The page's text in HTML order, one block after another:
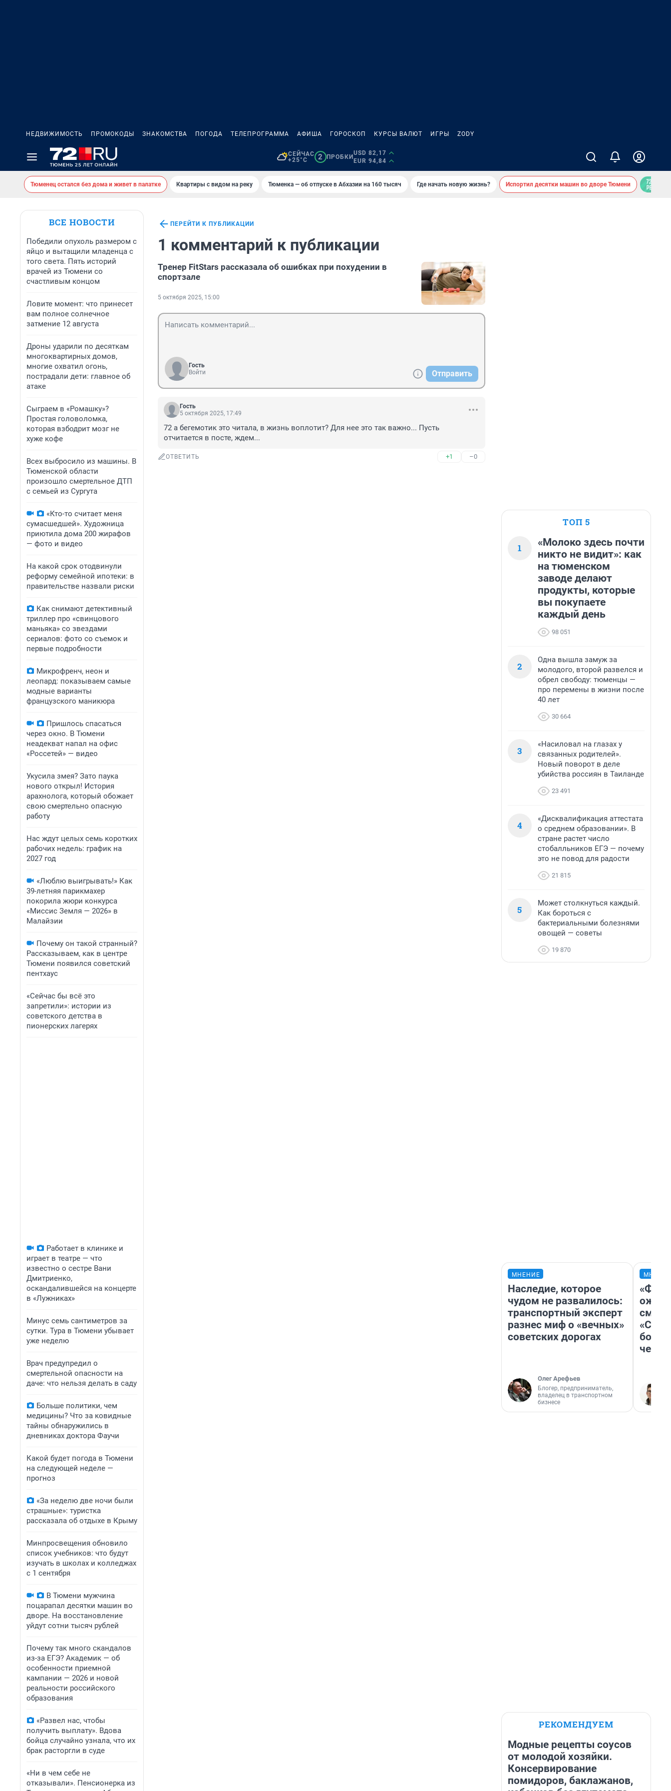
НЕДВИЖИМОСТЬ ПРОМОКОДЫ ЗНАКОМСТВА ПОГОДА ТЕЛЕПРОГРАММА АФИША ГОРОСКОП КУРСЫ ВАЛЮТ ИГРЫ ZODY
СЕЙЧАС
+25°C
2 ПРОБКИ
USD 82,17
EUR 94,84
Тюменец остался без дома и живет в палатке Квартиры с видом на реку Тюменка — об отпуске в Абхазии на 160 тысяч Где начать новую жизнь? Испортил десятки машин во дворе Тюмени
ВСЕ НОВОСТИ
Победили опухоль размером с
яйцо и вытащили младенца с
того света. Пять историй
врачей из Тюмени со
счастливым концом
Ловите момент: что принесет
вам полное солнечное
затмение 12 августа
Дроны ударили по десяткам
многоквартирных домов,
многие охватил огонь,
пострадали дети: главное об
атаке
Сыграем в «Ромашку»?
Простая головоломка,
которая взбодрит мозг не
хуже кофе
Всех выбросило из машины. В
Тюменской области
произошло смертельное ДТП
с семьей из Сургута
«Кто-то считает меня
сумасшедшей». Художница
приютила дома 200 жирафов
— фото и видео
На какой срок отодвинули
реформу семейной ипотеки: в
правительстве назвали риски
Как снимают детективный
триллер про «свинцового
маньяка» со звездами
сериалов: фото со съемок и
первые подробности
Микрофренч, неон и
леопард: показываем самые
модные варианты
французского маникюра
Пришлось спасаться
через окно. В Тюмени
неадекват напал на офис
«Россетей» — видео
Укусила змея? Зато паука
нового открыл! История
арахнолога, который обожает
свою смертельно опасную
работу
Нас ждут целых семь коротких
рабочих недель: график на
2027 год
«Люблю выигрывать!» Как
39-летняя парикмахер
покорила жюри конкурса
«Миссис Земля — 2026» в
Малайзии
Почему он такой странный?
Рассказываем, как в центре
Тюмени появился советский
пентхаус
«Сейчас бы всё это
запретили»: истории из
советского детства в
пионерских лагерях
Работает в клинике и
играет в театре — что
известно о сестре Вани
Дмитриенко,
оскандалившейся на концерте
в «Лужниках»
Минус семь сантиметров за
сутки. Тура в Тюмени убывает
уже неделю
Врач предупредил о
смертельной опасности на
даче: что нельзя делать в саду
Больше политики, чем
медицины? Что за ковидные
тайны обнаружились в
дневниках доктора Фаучи
Какой будет погода в Тюмени
на следующей неделе —
прогноз
«За неделю две ночи были
страшные»: туристка
рассказала об отдыхе в Крыму
Минпросвещения обновило
список учебников: что будут
изучать в школах и колледжах
с 1 сентября
В Тюмени мужчина
поцарапал десятки машин во
дворе. На восстановление
уйдут сотни тысяч рублей
Почему так много скандалов
из-за ЕГЭ? Академик — об
особенности приемной
кампании — 2026 и новой
реальности российского
образования
«Развел нас, чтобы
получить выплату». Вдова
бойца случайно узнала, что их
брак расторгли в суде
«Ни в чем себе не
отказывали». Пенсионерка из
ПЕРЕЙТИ К ПУБЛИКАЦИИ
1 комментарий к публикации
Тренер FitStars рассказала об ошибках при похудении в
спортзале
5 октября 2025, 15:00
Гость
Войти
Отправить
Гость
5 октября 2025, 17:49
72 а бегемотик это читала, в жизнь воплотит? Для нее это так важно... Пусть
отчитается в посте, ждем...
ОТВЕТИТЬ +1 –0
ТОП 5
1
«Молоко здесь почти
никто не видит»: как
на тюменском
заводе делают
продукты, которые
вы покупаете
каждый день
98 051
2
Одна вышла замуж за
молодого, второй развелся и
обрел свободу: тюменцы —
про перемены в жизни после
40 лет
30 664
3
«Насиловал на глазах у
связанных родителей».
Новый поворот в деле
убийства россиян в Таиланде
23 491
4
«Дисквалификация аттестата
о среднем образовании». В
стране растет число
стобалльников ЕГЭ — почему
это не повод для радости
21 815
5
Может столкнуться каждый.
Как бороться с
бактериальными болезнями
овощей — советы
19 870
МНЕНИЕ
Наследие, которое
чудом не развалилось:
транспортный эксперт
разнес миф о «вечных»
советских дорогах
Олег Арефьев
Блогер, предприниматель,
владелец в транспортном
бизнесе
РЕКОМЕНДУЕМ
Модные рецепты соусов
от молодой хозяйки.
Консервирование
помидоров, баклажанов,